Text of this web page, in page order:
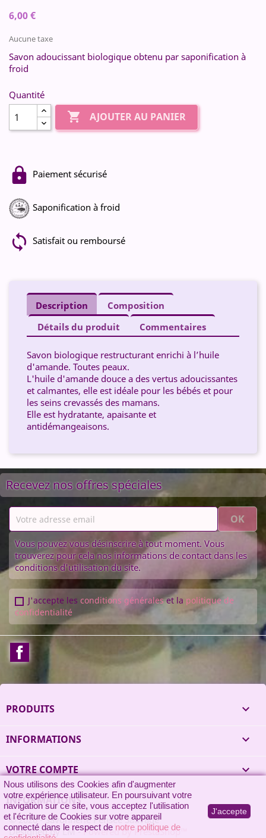
6,00 €
Aucune taxe
Savon adoucissant biologique obtenu par saponification à
froid
Quantité
 AJOUTER AU PANIER
Paiement sécurisé
Saponification à froid
Satisfait ou remboursé
Description
Composition
Détails du produit
Commentaires
Savon biologique restructurant enrichi à l’huile
d'amande. Toutes peaux.
L'huile d'amande douce a des vertus adoucissantes
et calmantes, elle est idéale pour les bébés et pour
les seins crevassés des mamans.
Elle est hydratante, apaisante et
antidémangeaisons.
Recevez nos offres spéciales
Vous pouvez vous désinscrire à tout moment. Vous
trouverez pour cela nos informations de contact dans les
conditions d'utilisation du site.
J'accepte les conditions généraleset la politique de
confidentialité
PRODUITS 
INFORMATIONS 
VOTRE COMPTE 
INFORMATIONS
Nous utilisons des Cookies afin d'augmenter
votre expérience utilisateur. En poursuivant votre
navigation sur ce site, vous acceptez l'utilisation
et l'écriture de Cookies sur votre appareil
connecté dans le respect de notre politique de
J'accepte
© 2026 - Savonnerie Pensée Sauvage
Designed by LM-Powered by PrestaShop™